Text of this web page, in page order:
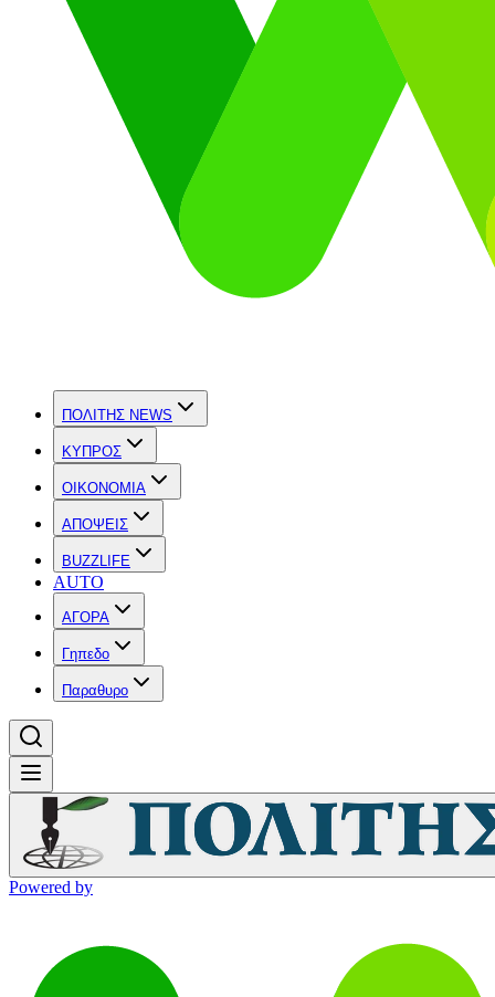
ΠΟΛΙΤΗΣ NEWS
ΚΥΠΡΟΣ
OIKONOMIA
ΑΠΟΨΕΙΣ
BUZZLIFE
AUTO
ΑΓΟΡΑ
Γηπεδο
Παραθυρο
Powered by